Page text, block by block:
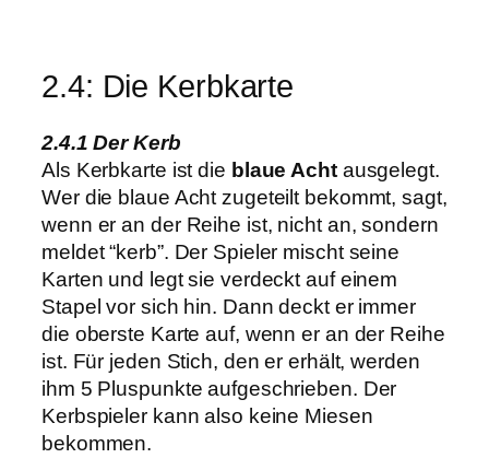
2.4: Die Kerbkarte
2.4.1 Der Kerb
Als Kerbkarte ist die blaue Acht ausgelegt.
Wer die blaue Acht zugeteilt bekommt, sagt,
wenn er an der Reihe ist, nicht an, sondern
meldet “kerb”. Der Spieler mischt seine
Karten und legt sie verdeckt auf einem
Stapel vor sich hin. Dann deckt er immer
die oberste Karte auf, wenn er an der Reihe
ist. Für jeden Stich, den er erhält, werden
ihm 5 Pluspunkte aufgeschrieben. Der
Kerbspieler kann also keine Miesen
bekommen.